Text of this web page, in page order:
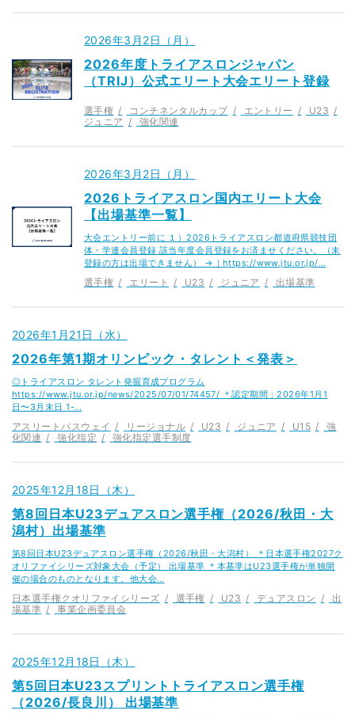
2026年3月2日（月）
2026年度トライアスロンジャパン
（TRIJ）公式エリート大会エリート登録
選手権 コンチネンタルカップ エントリー
U23
ジュニア
強化関連
2026年3月2日（月）
2026トライアスロン国内エリート大会
【出場基準一覧】
大会エントリー前に １）2026トライアスロン都道府県競技団
体・学連会員登録 該当年度会員登録をお済ませください。（未
登録の方は出場できません） →｜https://www.jtu.or.jp/…
選手権 エリート U23 ジュニア 出場基準
2026年1月21日（水）
2026年第1期オリンピック・タレント＜発表＞
◎トライアスロン タレント発掘育成プログラム
https://www.jtu.or.jp/news/2025/07/01/74457/ ＊認定期間：2026年1月1
日〜3月末日 1-…
アスリートパスウェイ リージョナル U23 ジュニア U15
強
化関連
強化指定 強化指定選手制度
2025年12月18日（木）
第8回日本U23デュアスロン選手権（2026/秋田・大
潟村）出場基準
第8回日本U23デュアスロン選手権（2026/秋田・大潟村） ＊日本選手権2027ク
オリファイシリーズ対象大会（予定） 出場基準 ＊本基準はU23選手権が単独開
催の場合のものとなります。他大会…
日本選手権クオリファイシリーズ 選手権 U23 デュアスロン
出
場基準
事業企画委員会
2025年12月18日（木）
第5回日本U23スプリントトライアスロン選手権
（2026/長良川） 出場基準